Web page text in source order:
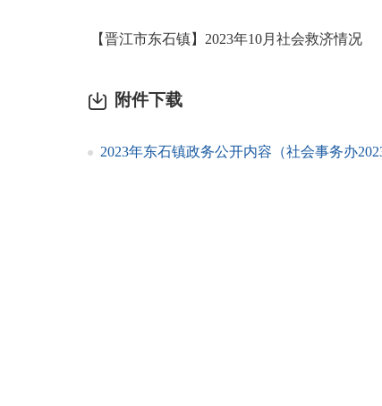
【晋江市东石镇】2023年10月社会救济情况
附件下载
2023年东石镇政务公开内容（社会事务办